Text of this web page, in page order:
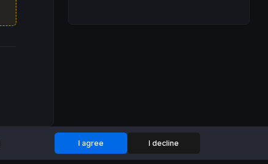
I agree I decline